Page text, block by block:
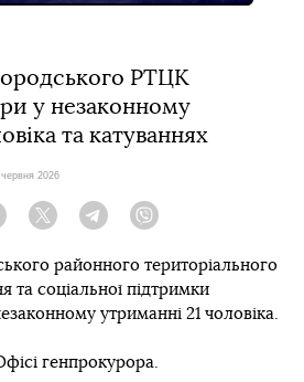
РТЦК
у незаконному
та катуваннях
2026
Twitter TelegramViber
районного територіального
та соціальної підтримки
утриманні 21 чоловіка.
генпрокурора.